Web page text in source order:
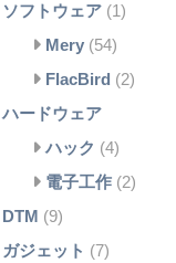
ソフトウェア(1)
Mery (54)
FlacBird (2)
ハードウェア
ハック (4)
電子工作 (2)
DTM (9)
ガジェット (7)